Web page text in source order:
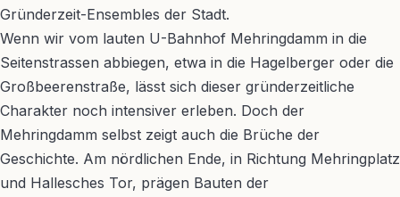
Gründerzeit-Ensembles der Stadt.
Wenn wir vom lauten U-Bahnhof Mehringdamm in die
Seitenstrassen abbiegen, etwa in die Hagelberger oder die
Großbeerenstraße, lässt sich dieser gründerzeitliche
Charakter noch intensiver erleben. Doch der
Mehringdamm selbst zeigt auch die Brüche der
Geschichte. Am nördlichen Ende, in Richtung Mehringplatz
und Hallesches Tor, prägen Bauten der